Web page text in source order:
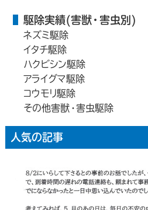
駆除実績(害獣・害虫別)
ネズミ駆除
イタチ駆除
ハクビシン駆除
アライグマ駆除
コウモリ駆除
その他害獣・害虫駆除
人気の記事